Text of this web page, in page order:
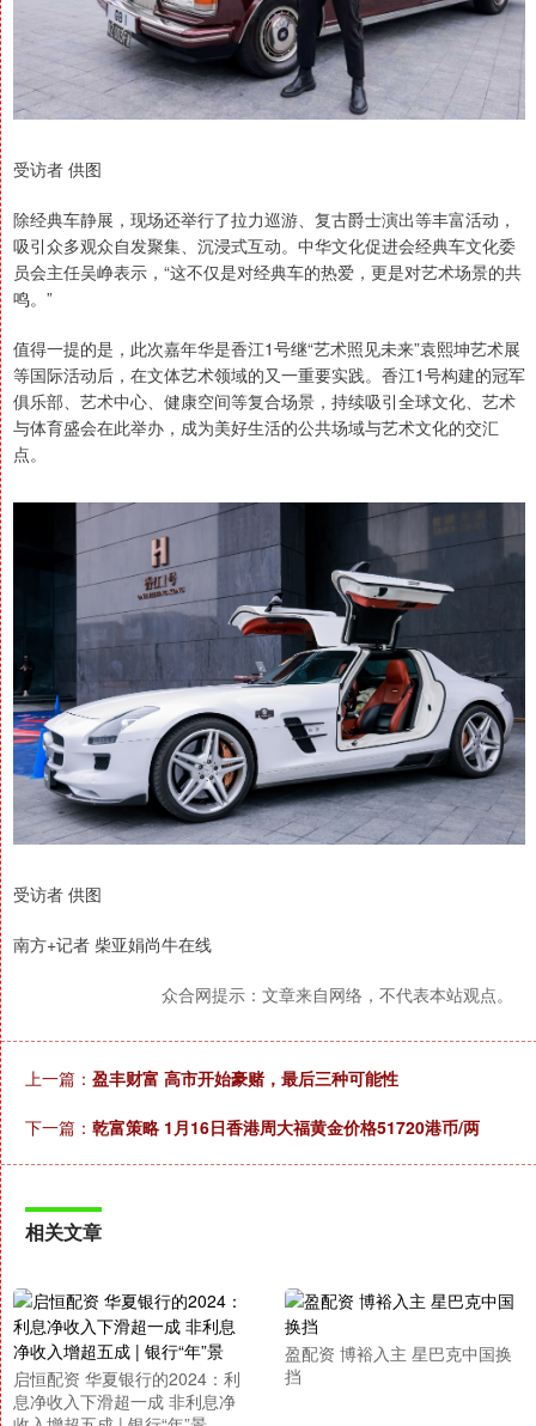
受访者 供图
除经典车静展，现场还举行了拉力巡游、复古爵士演出等丰富活动，
吸引众多观众自发聚集、沉浸式互动。中华文化促进会经典车文化委
员会主任吴峥表示，“这不仅是对经典车的热爱，更是对艺术场景的共
鸣。”
值得一提的是，此次嘉年华是香江1号继“艺术照见未来”袁熙坤艺术展
等国际活动后，在文体艺术领域的又一重要实践。香江1号构建的冠军
俱乐部、艺术中心、健康空间等复合场景，持续吸引全球文化、艺术
与体育盛会在此举办，成为美好生活的公共场域与艺术文化的交汇
点。
受访者 供图
南方+记者 柴亚娟尚牛在线
众合网提示：文章来自网络，不代表本站观点。
上一篇： 盈丰财富 高市开始豪赌，最后三种可能性
下一篇： 乾富策略 1月16日香港周大福黄金价格51720港币/两
相关文章
启恒配资 华夏银行的2024：利
息净收入下滑超一成 非利息净
盈配资 博裕入主 星巴克中国换
挡